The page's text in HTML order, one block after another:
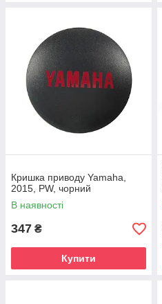
Кришка приводу Yamaha,
2015, PW, чорний
В наявності
347 ₴
Купити